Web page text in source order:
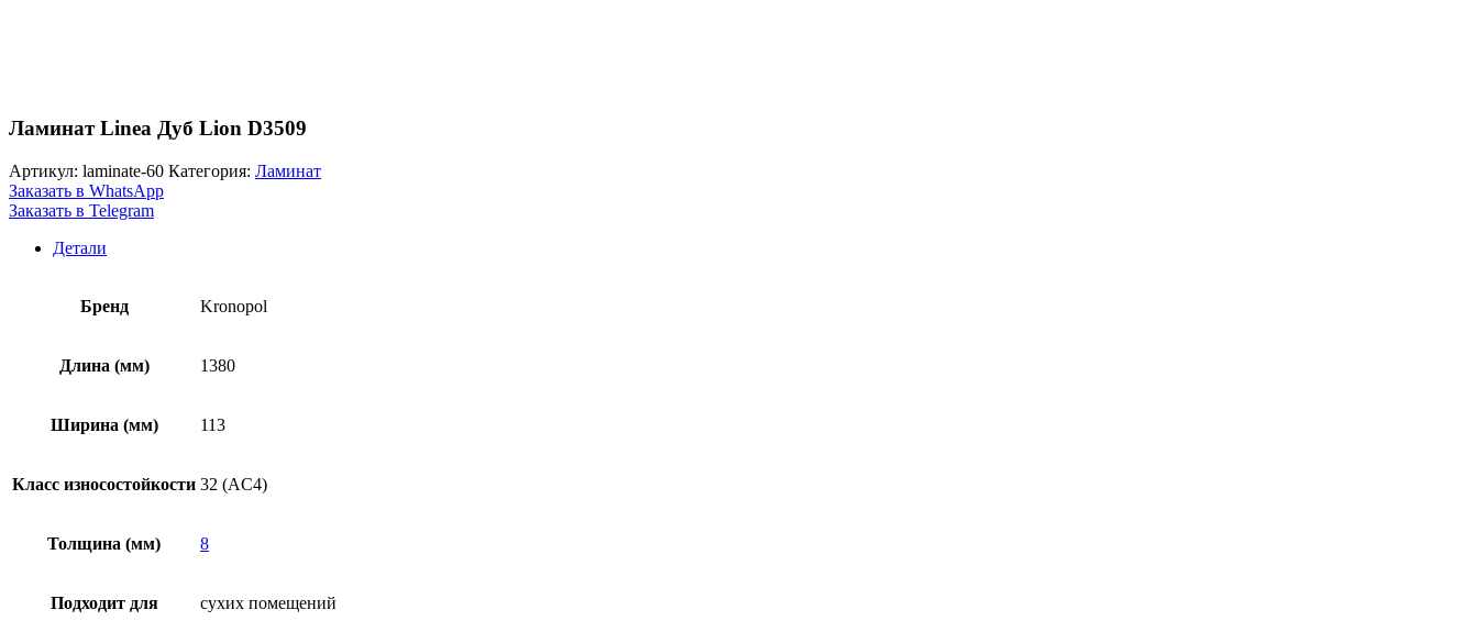
Ламинат Linea Дуб Lion D3509
Артикул: laminate-60 Категория: Ламинат
Заказать в WhatsApp
Заказать в Telegram
Детали
Бренд Kronopol
Длина (мм) 1380
Ширина (мм) 113
Класс износостойкости 32 (AC4)
Толщина (мм) 8
Подходит для сухих помещений